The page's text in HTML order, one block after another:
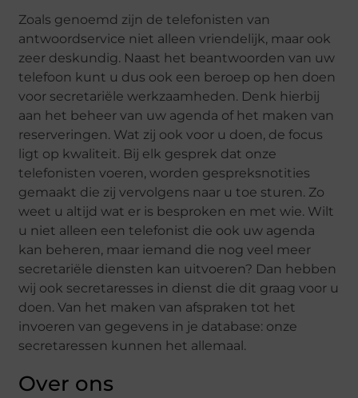
Zoals genoemd zijn de telefonisten van
antwoordservice niet alleen vriendelijk, maar ook
zeer deskundig. Naast het beantwoorden van uw
telefoon kunt u dus ook een beroep op hen doen
voor secretariële werkzaamheden. Denk hierbij
aan het beheer van uw agenda of het maken van
reserveringen. Wat zij ook voor u doen, de focus
ligt op kwaliteit. Bij elk gesprek dat onze
telefonisten voeren, worden gespreksnotities
gemaakt die zij vervolgens naar u toe sturen. Zo
weet u altijd wat er is besproken en met wie. Wilt
u niet alleen een telefonist die ook uw agenda
kan beheren, maar iemand die nog veel meer
secretariële diensten kan uitvoeren? Dan hebben
wij ook secretaresses in dienst die dit graag voor u
doen. Van het maken van afspraken tot het
invoeren van gegevens in je database: onze
secretaressen kunnen het allemaal.
Over ons